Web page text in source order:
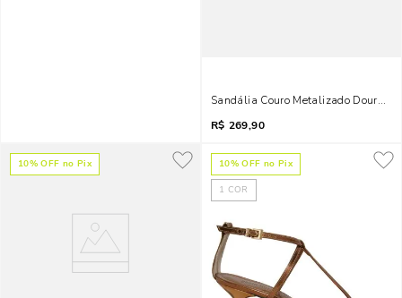
Sandália Couro Metalizado Dourada
R$ 269,90
10% OFF no Pix 10% OFF no Pix
1 COR